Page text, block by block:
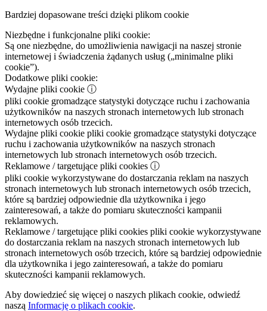
Bardziej dopasowane treści dzięki plikom cookie
Niezbędne i funkcjonalne pliki cookie:
Są one niezbędne, do umożliwienia nawigacji na naszej stronie
internetowej i świadczenia żądanych usług („minimalne pliki
cookie”).
Dodatkowe pliki cookie:
Wydajne pliki cookie ⓘ
pliki cookie gromadzące statystyki dotyczące ruchu i zachowania
użytkowników na naszych stronach internetowych lub stronach
internetowych osób trzecich.
Wydajne pliki cookie pliki cookie gromadzące statystyki dotyczące
ruchu i zachowania użytkowników na naszych stronach
internetowych lub stronach internetowych osób trzecich.
Reklamowe / targetujące pliki cookies ⓘ
pliki cookie wykorzystywane do dostarczania reklam na naszych
stronach internetowych lub stronach internetowych osób trzecich,
które są bardziej odpowiednie dla użytkownika i jego
zainteresowań, a także do pomiaru skuteczności kampanii
reklamowych.
Reklamowe / targetujące pliki cookies pliki cookie wykorzystywane
do dostarczania reklam na naszych stronach internetowych lub
stronach internetowych osób trzecich, które są bardziej odpowiednie
dla użytkownika i jego zainteresowań, a także do pomiaru
skuteczności kampanii reklamowych.
Aby dowiedzieć się więcej o naszych plikach cookie, odwiedź
naszą Informację o plikach cookie.